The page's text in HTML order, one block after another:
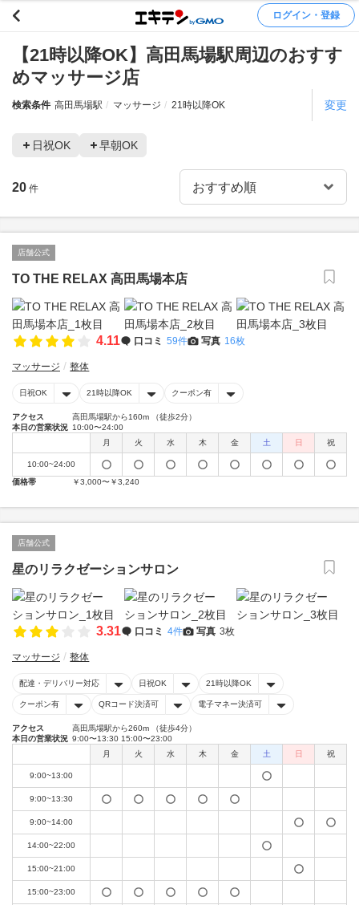
ログイン・登録
【21時以降OK】高田馬場駅周辺のおすす
めマッサージ店
検索条件 高田馬場駅 マッサージ 21時以降OK 変更
日祝OK 早朝OK
20 件
店舗公式
TO THE RELAX 高田馬場本店
4.11 口コミ 59件 写真 16枚
マッサージ 整体
日祝OK 21時以降OK クーポン有
アクセス
高田馬場駅から160m （徒歩2分）
本日の営業状況 10:00〜24:00
月
火 水 木 金 土 日 祝
10:00~24:00
価格帯
￥3,000〜￥3,240
店舗公式
星のリラクゼーションサロン
3.31 口コミ 4件 写真 3枚
マッサージ 整体
配達・デリバリー対応 日祝OK 21時以降OK
クーポン有 QRコード決済可 電子マネー決済可
アクセス
高田馬場駅から260m （徒歩4分）
本日の営業状況 9:00〜13:30 15:00〜23:00
月
火 水 木 金 土 日 祝
9:00~13:00
9:00~13:30
9:00~14:00
14:00~22:00
15:00~21:00
15:00~23:00